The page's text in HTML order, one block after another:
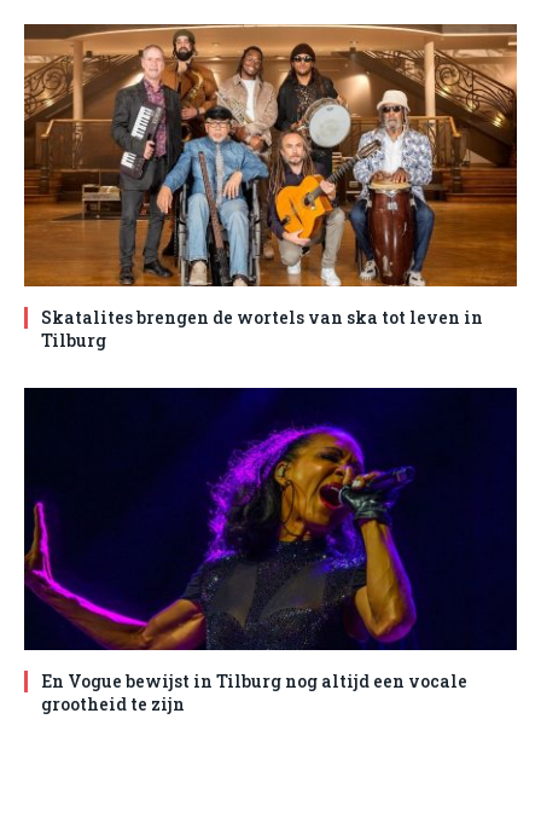
Skatalites brengen de wortels van ska tot leven in
Tilburg
En Vogue bewijst in Tilburg nog altijd een vocale
grootheid te zijn